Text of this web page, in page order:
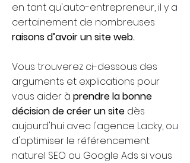
en tant qu'auto-entrepreneur, il y a
certainement de nombreuses
raisons d’avoir un site web.
Vous trouverez ci-dessous des
arguments et explications pour
vous aider à prendre la bonne
décision de créer un site dès
aujourd'hui avec l'agence Lacky, ou
d'optimiser le référencement
naturel SEO ou Google Ads si vous